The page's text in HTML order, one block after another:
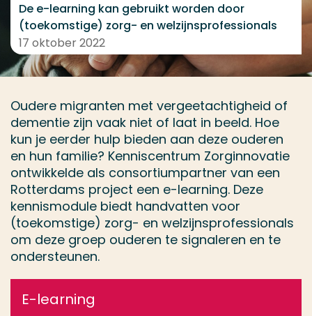
De e-learning kan gebruikt worden door
(toekomstige) zorg- en welzijnsprofessionals
17 oktober 2022
Oudere migranten met vergeetachtigheid of
dementie zijn vaak niet of laat in beeld. Hoe
kun je eerder hulp bieden aan deze ouderen
en hun familie? Kenniscentrum Zorginnovatie
ontwikkelde als consortiumpartner van een
Rotterdams project een e-learning. Deze
kennismodule biedt handvatten voor
(toekomstige) zorg- en welzijnsprofessionals
om deze groep ouderen te signaleren en te
ondersteunen.
E-learning